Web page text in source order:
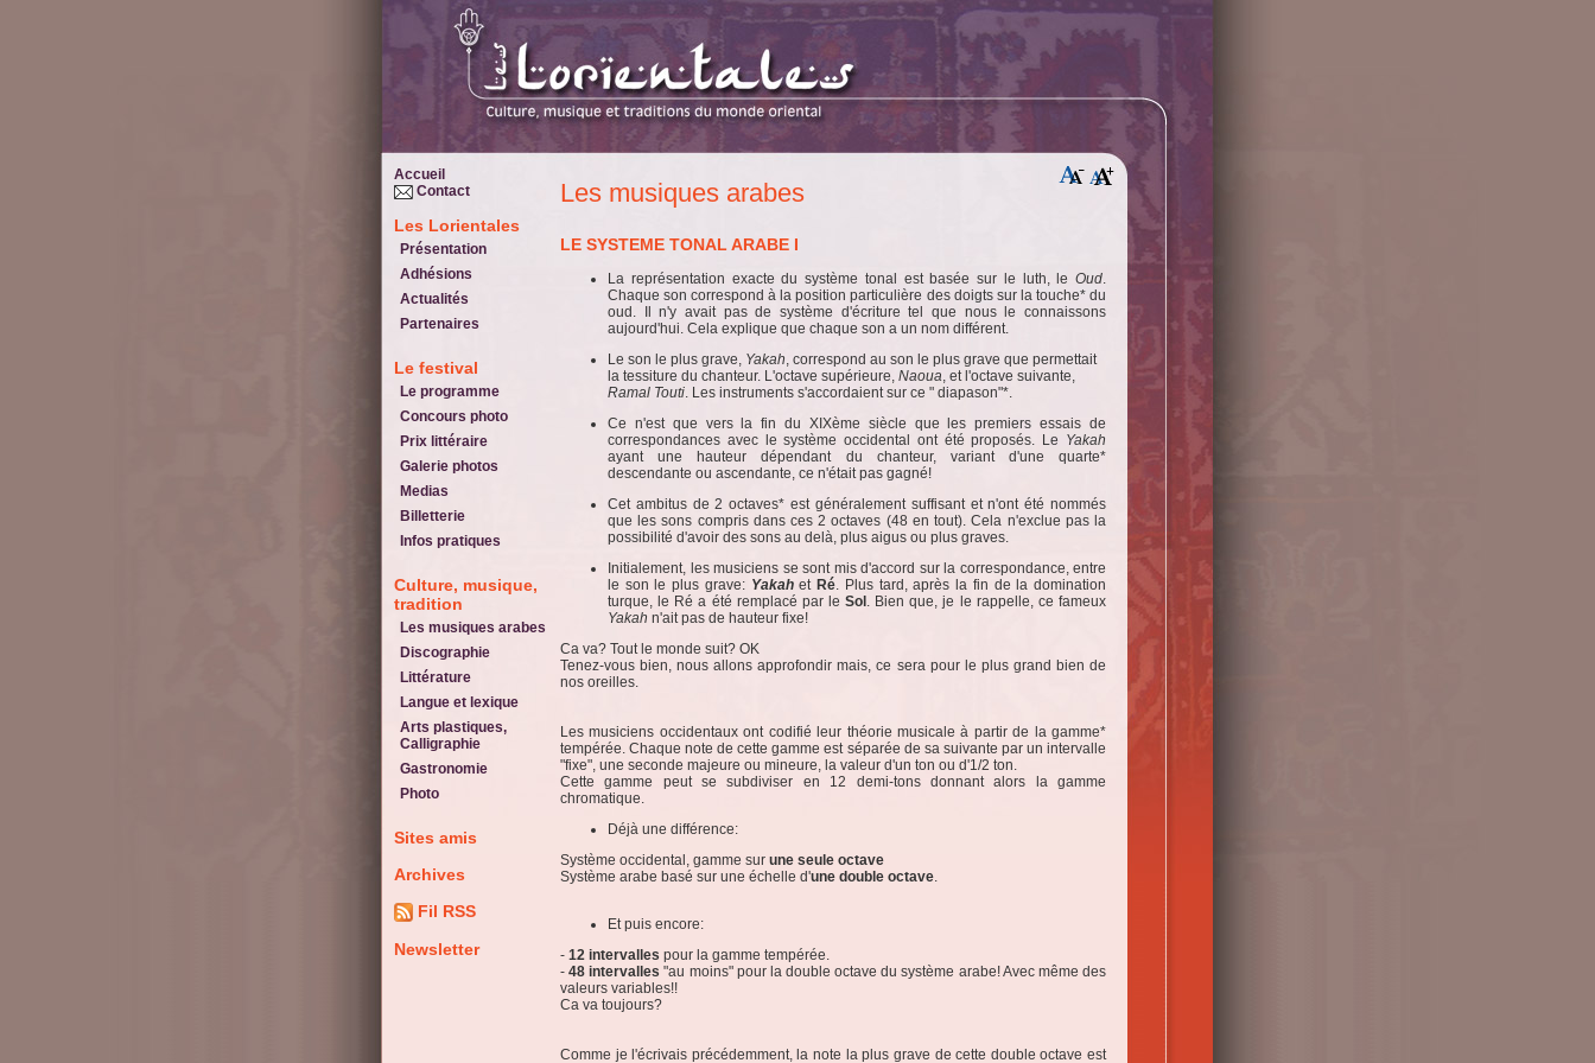
Accueil
Contact
Les Lorientales
Présentation
Adhésions
Actualités
Partenaires
Le festival
Le programme
Concours photo
Prix littéraire
Galerie photos
Medias
Billetterie
Infos pratiques
Culture, musique,
tradition
Les musiques arabes
Discographie
Littérature
Langue et lexique
Arts plastiques,
Calligraphie
Gastronomie
Photo
Sites amis
Archives
Fil RSS
Newsletter
Les musiques arabes
LE SYSTEME TONAL ARABE I
La représentation exacte du système tonal est basée sur le luth, le Oud.
Chaque son correspond à la position particulière des doigts sur la touche* du
oud. Il n'y avait pas de système d'écriture tel que nous le connaissons
aujourd'hui. Cela explique que chaque son a un nom différent.
Le son le plus grave, Yakah, correspond au son le plus grave que permettait
la tessiture du chanteur. L'octave supérieure, Naoua, et l'octave suivante,
Ramal Touti. Les instruments s'accordaient sur ce " diapason"*.
Ce n'est que vers la fin du XIXème siècle que les premiers essais de
correspondances avec le système occidental ont été proposés. Le Yakah
ayant une hauteur dépendant du chanteur, variant d'une quarte*
descendante ou ascendante, ce n'était pas gagné!
Cet ambitus de 2 octaves* est généralement suffisant et n'ont été nommés
que les sons compris dans ces 2 octaves (48 en tout). Cela n'exclue pas la
possibilité d'avoir des sons au delà, plus aigus ou plus graves.
Initialement, les musiciens se sont mis d'accord sur la correspondance, entre
le son le plus grave: Yakah et Ré. Plus tard, après la fin de la domination
turque, le Ré a été remplacé par leSol . Bien que, je le rappelle, ce fameux
Yakah n'ait pas de hauteur fixe!
Ca va? Tout le monde suit? OK
Tenez-vous bien, nous allons approfondir mais, ce sera pour le plus grand bien de
nos oreilles.
Les musiciens occidentaux ont codifié leur théorie musicale à partir de la gamme*
tempérée. Chaque note de cette gamme est séparée de sa suivante par un intervalle
"fixe", une seconde majeure ou mineure, la valeur d'un ton ou d'1/2 ton.
Cette gamme peut se subdiviser en 12 demi-tons donnant alors la gamme
chromatique.
Déjà une différence:
Système occidental, gamme sur une seule octave
Système arabe basé sur une échelle d'une double octave.
Et puis encore:
- 12 intervalles pour la gamme tempérée.
-48 intervalles "au moins" pour la double octave du système arabe! Avec même des
valeurs variables!!
Ca va toujours?
Comme je l'écrivais précédemment, la note la plus grave de cette double octave est